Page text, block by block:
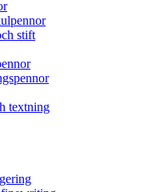
stift
textning